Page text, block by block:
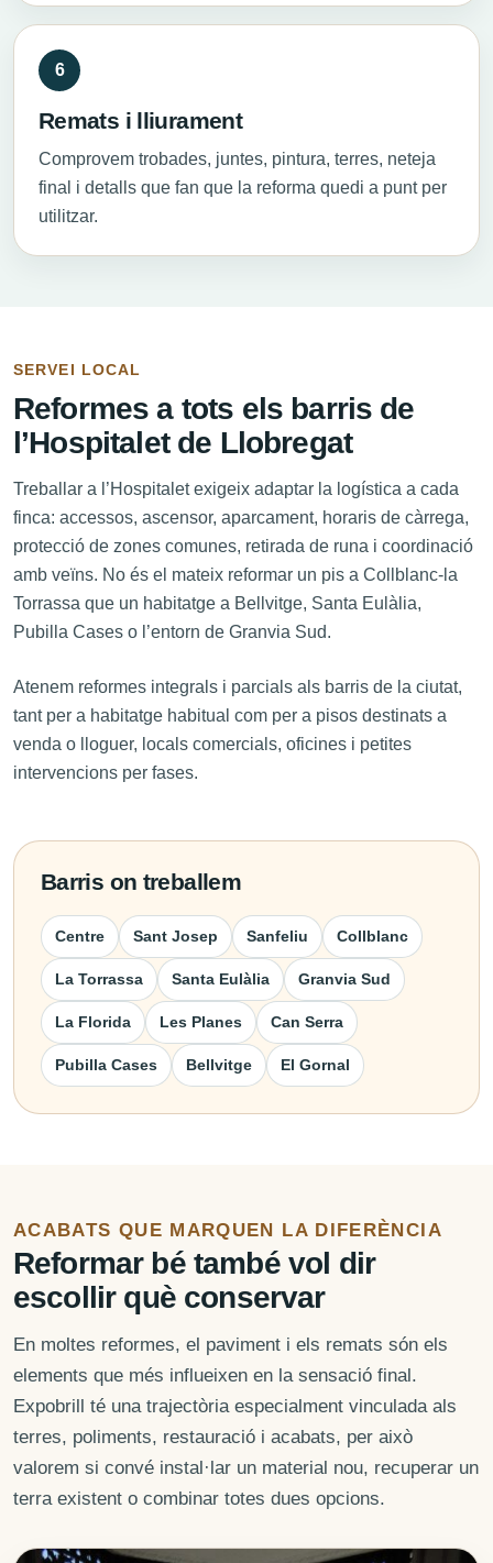
Remats i lliurament
Comprovem trobades, juntes, pintura, terres, neteja
final i detalls que fan que la reforma quedi a punt per
utilitzar.
SERVEI LOCAL
Reformes a tots els barris de
l’Hospitalet de Llobregat
Treballar a l’Hospitalet exigeix adaptar la logística a cada
finca: accessos, ascensor, aparcament, horaris de càrrega,
protecció de zones comunes, retirada de runa i coordinació
amb veïns. No és el mateix reformar un pis a Collblanc-la
Torrassa que un habitatge a Bellvitge, Santa Eulàlia,
Pubilla Cases o l’entorn de Granvia Sud.
Atenem reformes integrals i parcials als barris de la ciutat,
tant per a habitatge habitual com per a pisos destinats a
venda o lloguer, locals comercials, oficines i petites
intervencions per fases.
Barris on treballem
Centre Sant Josep Sanfeliu Collblanc
La Torrassa Santa Eulàlia Granvia Sud
La Florida Les Planes Can Serra
Pubilla Cases Bellvitge El Gornal
ACABATS QUE MARQUEN LA DIFERÈNCIA
Reformar bé també vol dir
escollir què conservar
En moltes reformes, el paviment i els remats són els
elements que més influeixen en la sensació final.
Expobrill té una trajectòria especialment vinculada als
terres, poliments, restauració i acabats, per això
valorem si convé instal·lar un material nou, recuperar un
terra existent o combinar totes dues opcions.